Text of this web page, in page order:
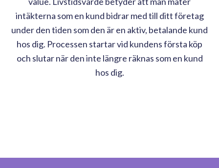
intäkterna som en kund bidrar med till ditt företag
under den tiden som den är en aktiv, betalande kund
hos dig. Processen startar vid kundens första köp
och slutar när den inte längre räknas som en kund
hos dig.